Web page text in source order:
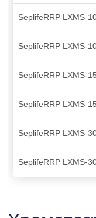
SeplifeRRP LXMS-
SeplifeRRP LXMS-
SeplifeRRP LXMS-
SeplifeRRP LXMS-
SeplifeRRP LXMS-
SeplifeRRP LXMS-